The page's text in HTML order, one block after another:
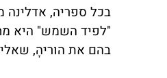
בכל ספריה, אדלינה
"לפיד השמש" היא
בהם את הוריהָ,